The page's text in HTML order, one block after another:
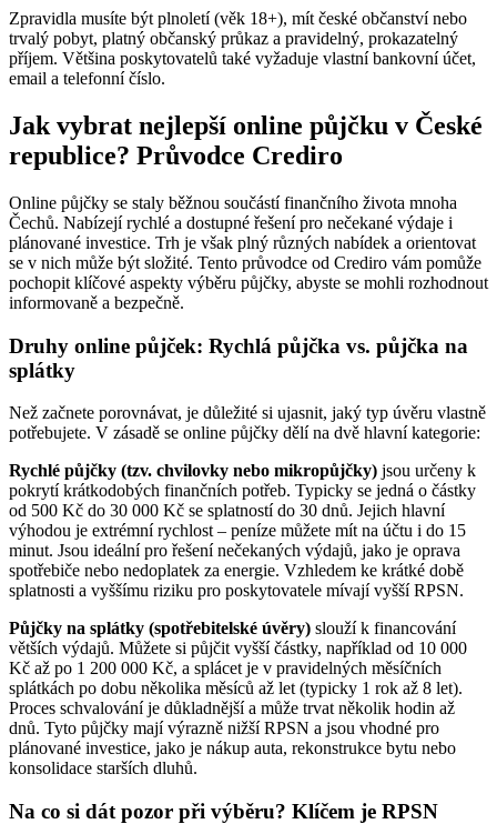
Zpravidla musíte být plnoletí (věk 18+), mít české občanství nebo
trvalý pobyt, platný občanský průkaz a pravidelný, prokazatelný
příjem. Většina poskytovatelů také vyžaduje vlastní bankovní účet,
email a telefonní číslo.
Jak vybrat nejlepší online půjčku v České
republice? Průvodce Crediro
Online půjčky se staly běžnou součástí finančního života mnoha
Čechů. Nabízejí rychlé a dostupné řešení pro nečekané výdaje i
plánované investice. Trh je však plný různých nabídek a orientovat
se v nich může být složité. Tento průvodce od Crediro vám pomůže
pochopit klíčové aspekty výběru půjčky, abyste se mohli rozhodnout
informovaně a bezpečně.
Druhy online půjček: Rychlá půjčka vs. půjčka na
splátky
Než začnete porovnávat, je důležité si ujasnit, jaký typ úvěru vlastně
potřebujete. V zásadě se online půjčky dělí na dvě hlavní kategorie:
Rychlé půjčky (tzv. chvilovky nebo mikropůjčky) jsou určeny k
pokrytí krátkodobých finančních potřeb. Typicky se jedná o částky
od 500 Kč do 30 000 Kč se splatností do 30 dnů. Jejich hlavní
výhodou je extrémní rychlost – peníze můžete mít na účtu i do 15
minut. Jsou ideální pro řešení nečekaných výdajů, jako je oprava
spotřebiče nebo nedoplatek za energie. Vzhledem ke krátké době
splatnosti a vyššímu riziku pro poskytovatele mívají vyšší RPSN.
Půjčky na splátky (spotřebitelské úvěry) slouží k financování
větších výdajů. Můžete si půjčit vyšší částky, například od 10 000
Kč až po 1 200 000 Kč, a splácet je v pravidelných měsíčních
splátkách po dobu několika měsíců až let (typicky 1 rok až 8 let).
Proces schvalování je důkladnější a může trvat několik hodin až
dnů. Tyto půjčky mají výrazně nižší RPSN a jsou vhodné pro
plánované investice, jako je nákup auta, rekonstrukce bytu nebo
konsolidace starších dluhů.
Na co si dát pozor při výběru? Klíčem je RPSN